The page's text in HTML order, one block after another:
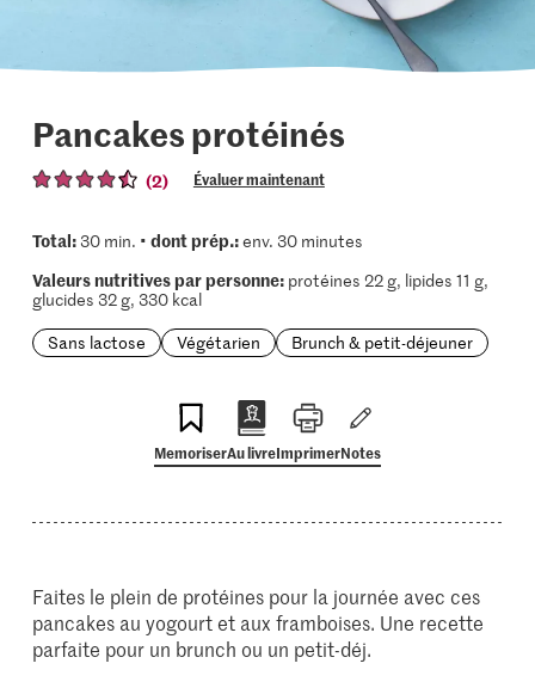
Pancakes protéinés
(2) Évaluer maintenant
Total:30 min. • dont prép.:env. 30 minutes
Valeurs nutritives par personne:protéines 22 g, lipides 11 g,
glucides 32 g, 330 kcal
Sans lactose
Végétarien Brunch & petit-déjeuner
MemoriserAu livreImprimerNotes
Faites le plein de protéines pour la journée avec ces
pancakes au yogourt et aux framboises. Une recette
parfaite pour un brunch ou un petit-déj.